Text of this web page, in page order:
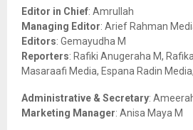
o
r
:
Editor in Chief: Amrullah
Managing Editor: Arief Rahman
Editors: Gemayudha M
Reporters: Rafiki Anugeraha M,
Masaraafi Media, Espana Radin
Administrative & Secretary:
Marketing Manager: Anisa Maya M